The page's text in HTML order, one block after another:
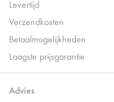
Levertijd
Verzendkosten
Betaalmogelijkheden
Laagste prijsgarantie
Advies